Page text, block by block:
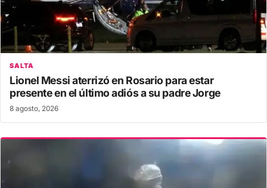
SALTA
Lionel Messi aterrizó en Rosario para estar
presente en el último adiós a su padre Jorge
8 agosto, 2026